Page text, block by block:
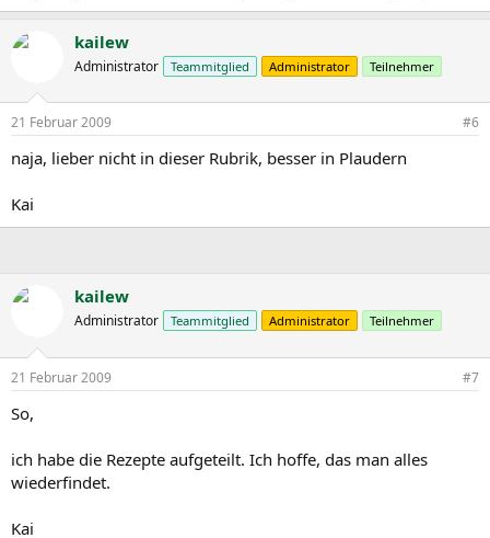
kailew
Administrator Teammitglied Administrator Teilnehmer
21 Februar 2009 #6
naja, lieber nicht in dieser Rubrik, besser in Plaudern
Kai
kailew
Administrator Teammitglied Administrator Teilnehmer
21 Februar 2009 #7
So,
ich habe die Rezepte aufgeteilt. Ich hoffe, das man alles
wiederfindet.
Kai